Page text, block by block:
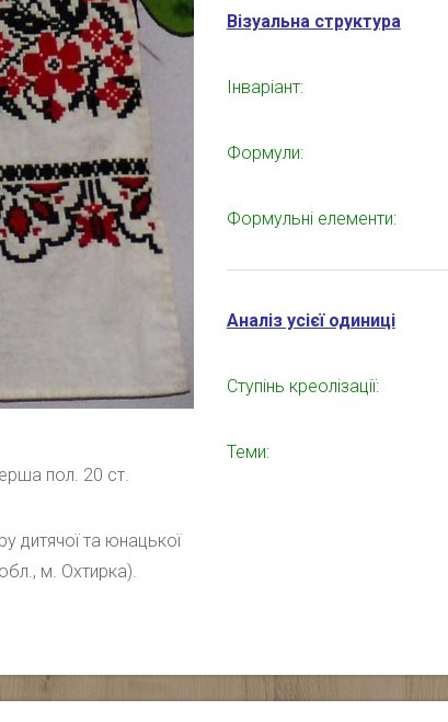
пол. 20 ст.
дитячої та юнацької
м. Охтирка).
Візуальна структура
Інваріант:
Формули:
Формульні елементи:
Аналіз усієї одиниці
Ступінь креолізації:
Теми: